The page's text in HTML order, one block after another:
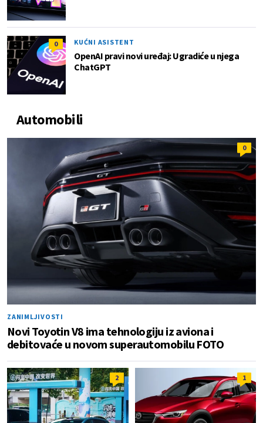
0 KUĆNI ASISTENT
OpenAI pravi novi uređaj: Ugradiće u njega
ChatGPT
Automobili
0
ZANIMLJIVOSTI
Novi Toyotin V8 ima tehnologiju iz aviona i
debitovaće u novom superautomobilu FOTO
2 1